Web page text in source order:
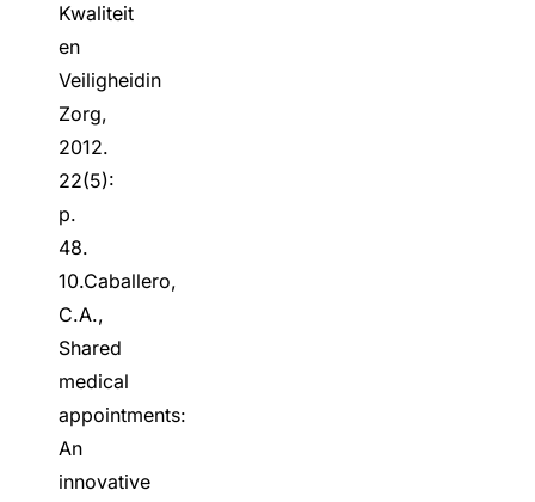
Kwaliteit
en
Veiligheidin
Zorg,
2012.
22(5):
p.
48.
10.Caballero,
C.A.,
Shared
medical
appointments:
An
innovative